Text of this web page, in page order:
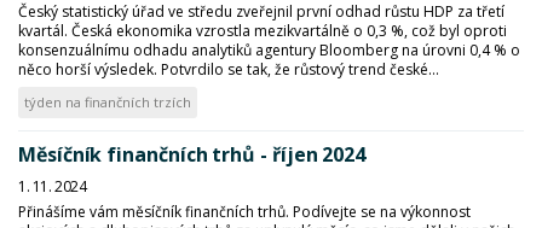
Český statistický úřad ve středu zveřejnil první odhad růstu HDP za třetí
kvartál. Česká ekonomika vzrostla mezikvartálně o 0,3 %, což byl oproti
konsenzuálnímu odhadu analytiků agentury Bloomberg na úrovni 0,4 % o
něco horší výsledek. Potvrdilo se tak, že růstový trend české...
týden na finančních trzích
Měsíčník finančních trhů - říjen 2024
1. 11. 2024
Přinášíme vám měsíčník finančních trhů. Podívejte se na výkonnost